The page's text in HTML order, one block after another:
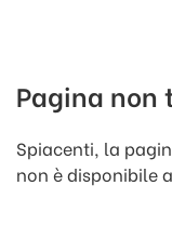
Pagina non
Spiacenti, la
non è disponibile